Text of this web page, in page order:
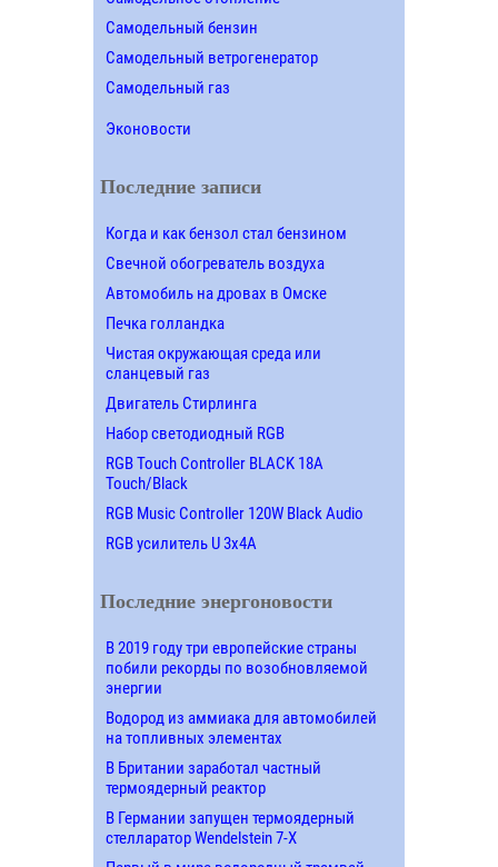
Самодельный бензин
Самодельный ветрогенератор
Самодельный газ
Эконовости
Последние записи
Когда и как бензол стал бензином
Свечной обогреватель воздуха
Автомобиль на дровах в Омске
Печка голландка
Чистая окружающая среда или
сланцевый газ
Двигатель Стирлинга
Набор светодиодный RGB
RGB Touch Controller BLACK 18A
Touch/Black
RGB Music Controller 120W Black Audio
RGB усилитель U 3х4A
Последние энергоновости
В 2019 году три европейские страны
побили рекорды по возобновляемой
энергии
Водород из аммиака для автомобилей
на топливных элементах
В Британии заработал частный
термоядерный реактор
В Германии запущен термоядерный
стелларатор Wendelstein 7-X